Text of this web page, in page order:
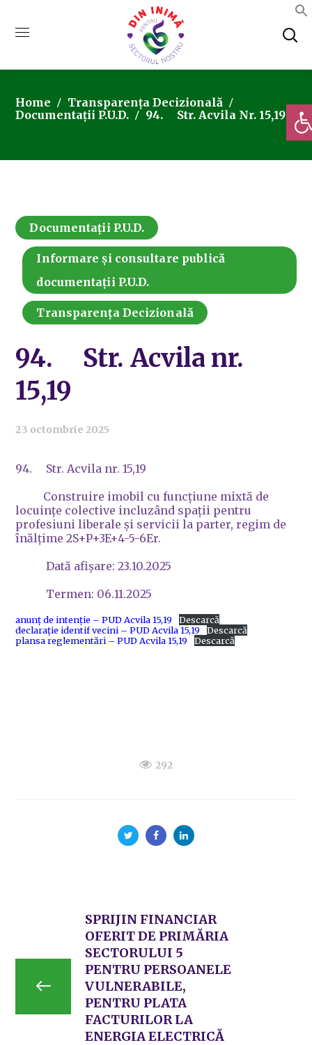
Home
Transparența Decizională
Documentații P.U.D.
94. Str. Acvila Nr. 15,19
Documentații P.U.D.
Informare și consultare publică
documentații P.U.D.
Transparența Decizională
94. Str. Acvila nr.
15,19
23 octombrie 2025
94. Str. Acvila nr. 15,19
Construire imobil cu funcțiune mixtă de
locuințe colective incluzând spații pentru
profesiuni liberale și servicii la parter, regim de
înălțime 2S+P+3E+4-5-6Er.
Dată afișare: 23.10.2025
Termen: 06.11.2025
anunț de intenție – PUD Acvila 15,19
Descarcă
declarație identif vecini – PUD Acvila 15,19
Descarcă
plansa reglementări – PUD Acvila 15,19
Descarcă
292
SPRIJIN FINANCIAR
OFERIT DE PRIMĂRIA
SECTORULUI 5
PENTRU PERSOANELE
VULNERABILE,
PENTRU PLATA
FACTURILOR LA
ENERGIA ELECTRICĂ